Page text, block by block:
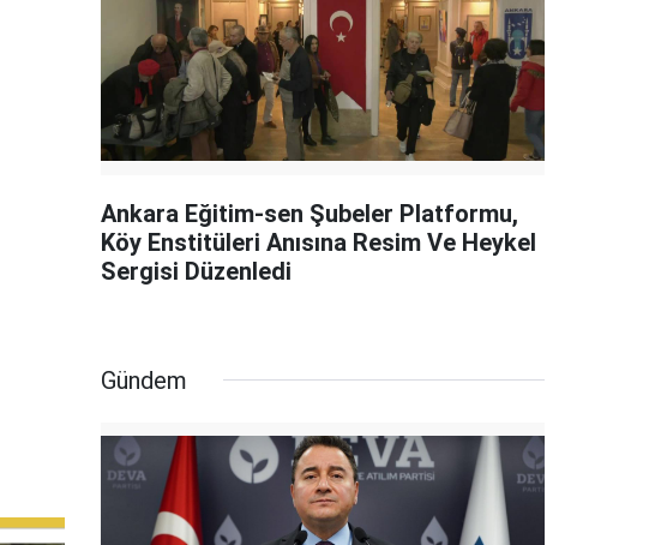
Ankara Eğitim-sen Şubeler Platformu,
Köy Enstitüleri Anısına Resim Ve Heykel
Sergisi Düzenledi
Gündem